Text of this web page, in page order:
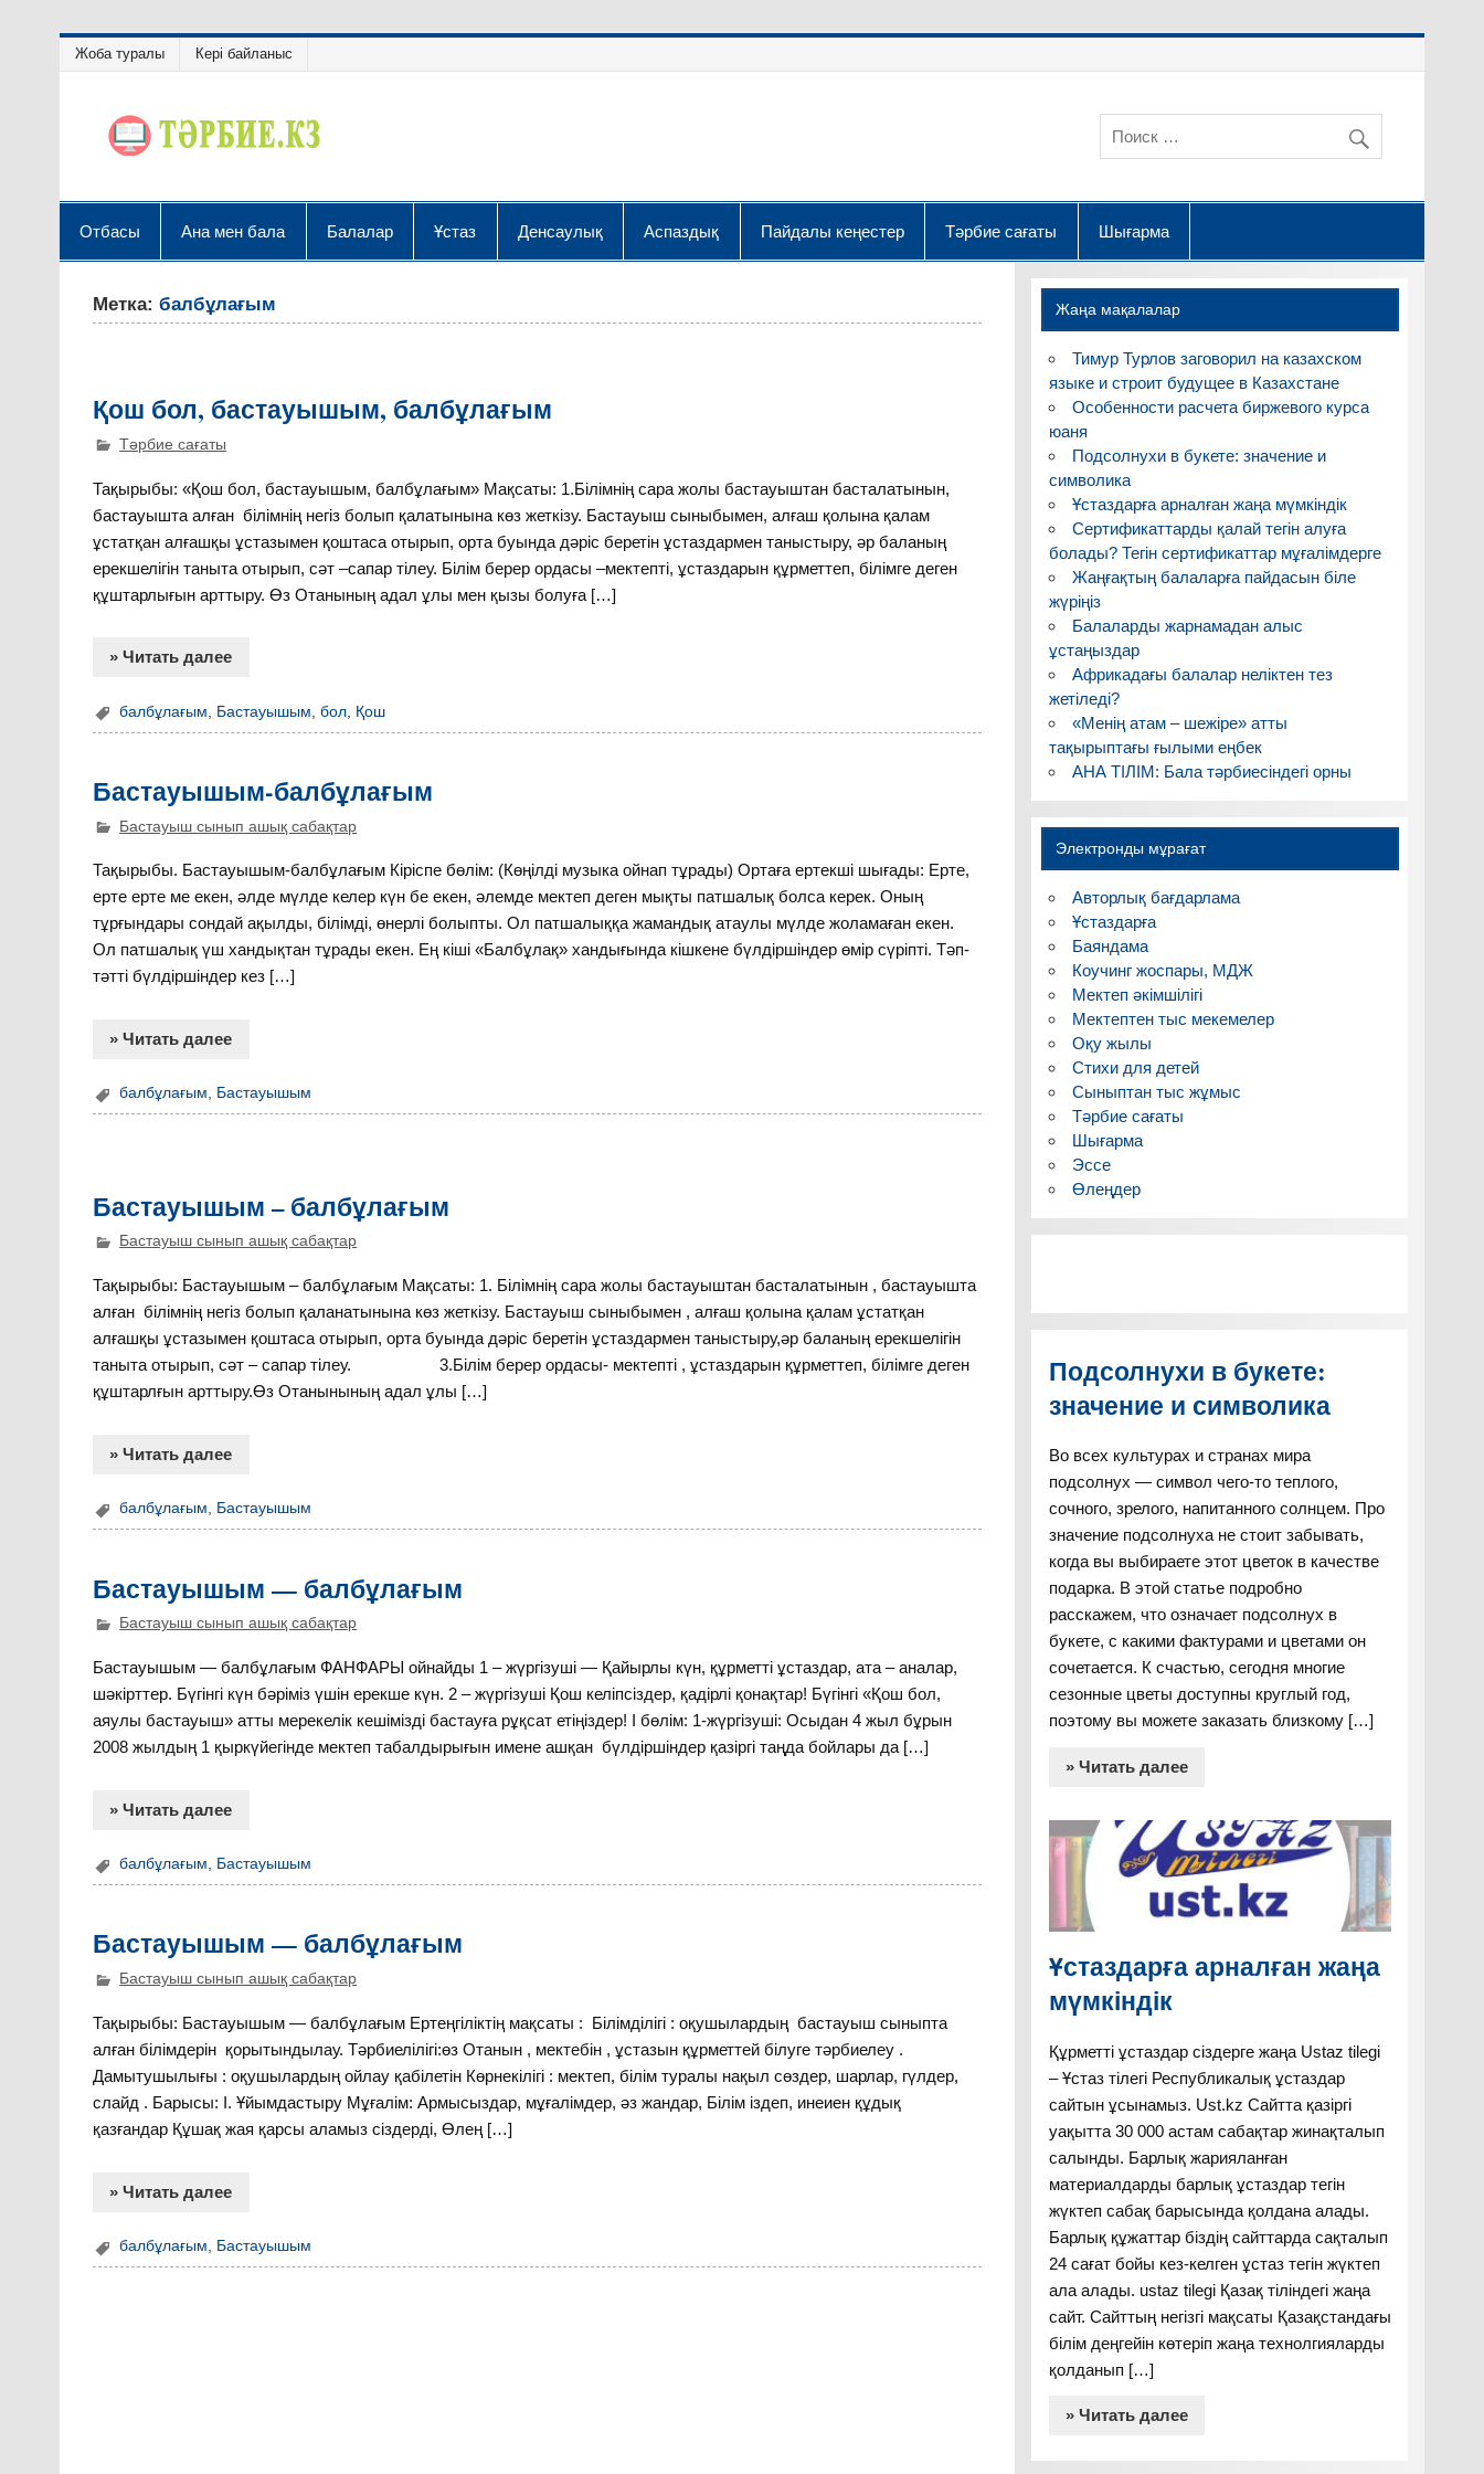
Жоба туралы Кері байланыс
Отбасы Ана мен бала Балалар Ұстаз Денсаулық Аспаздық Пайдалы кеңестер Тәрбие сағаты Шығарма
Метка:балбұлағым
Қош бол, бастауышым, балбұлағым
Тәрбие сағаты
Тақырыбы: «Қош бол, бастауышым, балбұлағым» Мақсаты: 1.Білімнің сара жолы бастауыштан басталатынын,
бастауышта алған білімнің негіз болып қалатынына көз жеткізу. Бастауыш сыныбымен, алғаш қолына қалам
ұстатқан алғашқы ұстазымен қоштаса отырып, орта буында дәріс беретін ұстаздармен таныстыру, әр баланың
ерекшелігін таныта отырып, сәт –сапар тілеу. Білім берер ордасы –мектепті, ұстаздарын құрметтеп, білімге деген
құштарлығын арттыру. Өз Отанының адал ұлы мен қызы болуға […]
» Читать далее
балбұлағым Бастауышым ,бол Қош
Бастауышым-балбұлағым
Бастауыш сынып ашық сабақтар
Тақырыбы. Бастауышым-балбұлағым Кіріспе бөлім: (Көңілді музыка ойнап тұрады) Ортаға ертекші шығады: Ерте,
ерте ерте ме екен, әлде мүлде келер күн бе екен, әлемде мектеп деген мықты патшалық болса керек. Оның
тұрғындары сондай ақылды, білімді, өнерлі болыпты. Ол патшалыққа жамандық атаулы мүлде жоламаған екен.
Ол патшалық үш хандықтан тұрады екен. Ең кіші «Балбұлақ» хандығында кішкене бүлдіршіндер өмір сүріпті. Тәп-
тәтті бүлдіршіндер кез […]
» Читать далее
балбұлағым, Бастауышым
Бастауышым – балбұлағым
Бастауыш сынып ашық сабақтар
Тақырыбы: Бастауышым – балбұлағым Мақсаты: 1. Білімнің сара жолы бастауыштан басталатынын , бастауышта
алған білімнің негіз болып қаланатынына көз жеткізу. Бастауыш сыныбымен , алғаш қолына қалам ұстатқан
алғашқы ұстазымен қоштаса отырып, орта буында дәріс беретін ұстаздармен таныстыру,әр баланың ерекшелігін
таныта отырып, сәт – сапар тілеу. 3.Білім берер ордасы- мектепті , ұстаздарын құрметтеп, білімге деген
құштарлғын арттыру.Өз Отанынының адал ұлы […]
» Читать далее
балбұлағым, Бастауышым
Бастауышым — балбұлағым
Бастауыш сынып ашық сабақтар
Бастауышым — балбұлағым ФАНФАРЫ ойнайды 1 – жүргізуші — Қайырлы күн, құрметті ұстаздар, ата – аналар,
шәкірттер. Бүгінгі күн бәріміз үшін ерекше күн. 2 – жүргізуші Қош келіпсіздер, қадірлі қонақтар! Бүгінгі «Қош бол,
аяулы бастауыш» атты мерекелік кешімізді бастауға рұқсат етіңіздер! І бөлім: 1-жүргізуші: Осыдан 4 жыл бұрын
2008 жылдың 1 қыркүйегінде мектеп табалдырығын имене ашқан бүлдіршіндер қазіргі таңда бойлары да […]
» Читать далее
балбұлағым, Бастауышым
Бастауышым — балбұлағым
Бастауыш сынып ашық сабақтар
Тақырыбы: Бастауышым — балбұлағым Ертеңгіліктің мақсаты : Білімділігі : оқушылардың бастауыш сыныпта
алған білімдерін қорытындылау. Тәрбиелілігі:өз Отанын , мектебін , ұстазын құрметтей білуге тәрбиелеу .
Дамытушылығы : оқушылардың ойлау қабілетін Көрнекілігі : мектеп, білім туралы нақыл сөздер, шарлар, гүлдер,
слайд . Барысы: І. Ұйымдастыру Мұғалім: Армысыздар, мұғалімдер, әз жандар, Білім іздеп, инеиен құдық
қазғандар Құшақ жая қарсы аламыз сіздерді, Өлең […]
» Читать далее
балбұлағым, Бастауышым
Жаңа мақалалар
Тимур Турлов заговорил на казахском
языке и строит будущее в Казахстане
Особенности расчета биржевого курса
юаня
Подсолнухи в букете: значение и
символика
Ұстаздарға арналған жаңа мүмкіндік
Сертификаттарды қалай тегін алуға
болады? Тегін сертификаттар мұғалімдерге
Жаңғақтың балаларға пайдасын біле
жүріңіз
Балаларды жарнамадан алыс
ұстаңыздар
Африкадағы балалар неліктен тез
жетіледі?
«Менің атам – шежіре» атты
тақырыптағы ғылыми еңбек
АНА ТІЛІМ: Бала тәрбиесіндегі орны
Электронды мұрағат
Авторлық бағдарлама
Ұстаздарға
Баяндама
Коучинг жоспары, МДЖ
Мектеп әкімшілігі
Мектептен тыс мекемелер
Оқу жылы
Стихи для детей
Сыныптан тыс жұмыс
Тәрбие сағаты
Шығарма
Эссе
Өлеңдер
Подсолнухи в букете:
значение и символика
Во всех культурах и странах мира
подсолнух — символ чего-то теплого,
сочного, зрелого, напитанного солнцем. Про
значение подсолнуха не стоит забывать,
когда вы выбираете этот цветок в качестве
подарка. В этой статье подробно
расскажем, что означает подсолнух в
букете, с какими фактурами и цветами он
сочетается. К счастью, сегодня многие
сезонные цветы доступны круглый год,
поэтому вы можете заказать близкому […]
» Читать далее
Ұстаздарға арналған жаңа
мүмкіндік
Құрметті ұстаздар сіздерге жаңа Ustaz tilegi
– Ұстаз тілегі Республикалық ұстаздар
сайтын ұсынамыз. Ust.kz Сайтта қазіргі
уақытта 30 000 астам сабақтар жинақталып
салынды. Барлық жарияланған
материалдарды барлық ұстаздар тегін
жүктеп сабақ барысында қолдана алады.
Барлық құжаттар біздің сайттарда сақталып
24 сағат бойы кез-келген ұстаз тегін жүктеп
ала алады. ustaz tilegi Қазақ тіліндегі жаңа
сайт. Сайттың негізгі мақсаты Қазақстандағы
білім деңгейін көтеріп жаңа технолгияларды
қолданып […]
» Читать далее